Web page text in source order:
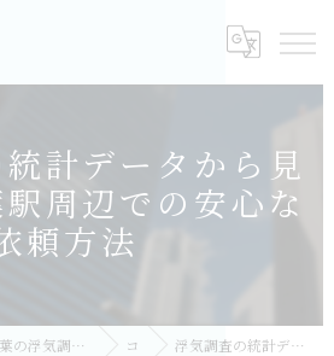
計データから見
周辺での安心な
頼方法
【即日対応の探偵】千葉の浮気調査｜相談無料・比較しておすすめ／総合探偵社シークレットシャドー 千葉オフィス コラム 浮気調査の統計データから見る京成千葉駅周辺での安心な依頼方法